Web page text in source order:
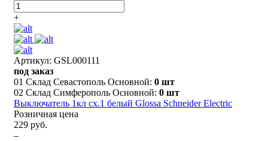
+
Артикул: GSL000111
под заказ
01 Склад Севастополь Основной: 0 шт
02 Склад Симферополь Основной: 0 шт
Выключатель 1кл сх.1 белый Glossa Schneider Electric
Розничная цена
229 руб.
–